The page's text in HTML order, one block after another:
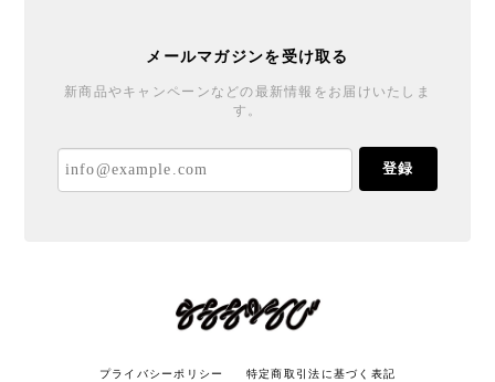
メールマガジンを受け取る
新商品やキャンペーンなどの最新情報をお届けいたしま
す。
登録
プライバシーポリシー 特定商取引法に基づく表記